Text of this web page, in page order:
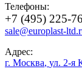
Телефоны:
+7 (495) 225-
sale@europlast-
Адрес:
г. Москва, ул. 2-я